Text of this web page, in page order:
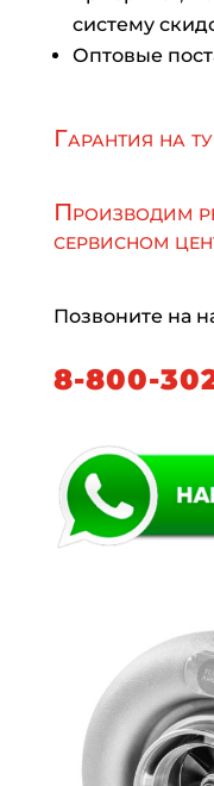
систему
Оптовые
Гарантия на
Производим
сервисном
Позвоните на
8-800-